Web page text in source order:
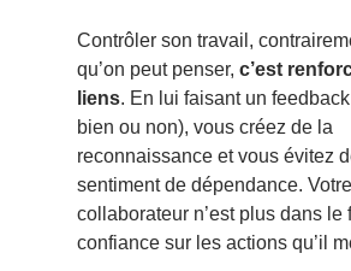
Contrôler son travail,
qu’on peut penser, c’est
liens. En lui faisant un
bien ou non), vous créez de la
reconnaissance et vous évitez
sentiment de dépendance. Votre
collaborateur n’est plus dans le
confiance sur les actions qu’il